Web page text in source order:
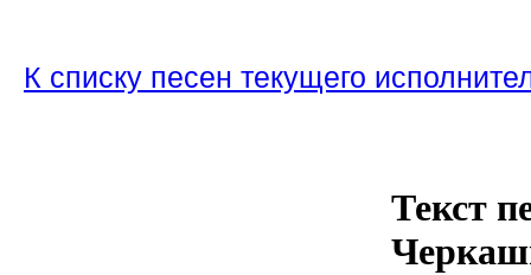
К списку песен текущего
Текст